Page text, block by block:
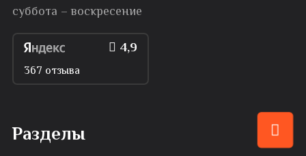
суббота – воскресение
4,9
367 отзыва
Разделы